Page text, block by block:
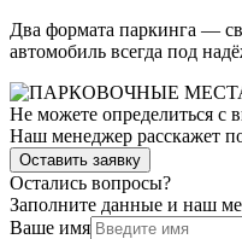
Два формата паркинга —
автомобиль всегда под
Не можете определиться с
Наш менеджер расскажет
Оставить заявку
Остались вопросы?
Заполните данные и наш
Ваше имя